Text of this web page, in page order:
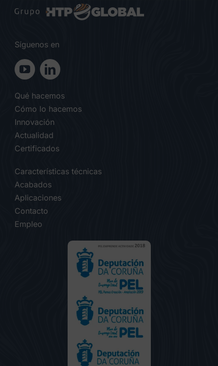
Síguenos en
Qué hacemos
Cómo lo hacemos
Innovación
Actualidad
Certificados
Características técnicas
Acabados
Aplicaciones
Contacto
Empleo